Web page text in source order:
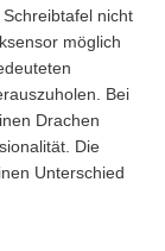
nicht
möglich
Bei
Drachen
Die
Unterschied